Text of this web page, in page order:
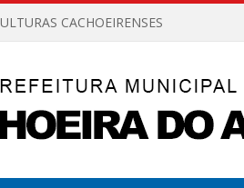
CACHOEIRENSES